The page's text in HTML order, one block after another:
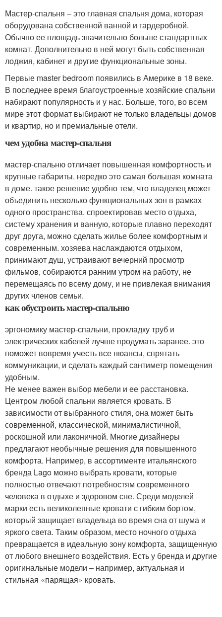
Мастер-спальня – это главная спальня дома, которая
оборудована собственной ванной и гардеробной.
Обычно ее площадь значительно больше стандартных
комнат. Дополнительно в ней могут быть собственная
лоджия, кабинет и другие функциональные зоны.
Первые master bedroom появились в Америке в 18 веке.
В последнее время благоустроенные хозяйские спальни
набирают популярность и у нас. Больше, того, во всем
мире этот формат выбирают не только владельцы домов
и квартир, но и премиальные отели.
чем удобна мастер-спальня
мастер-спальню отличает повышенная комфортность и
крупные габариты. нередко это самая большая комната
в доме. такое решение удобно тем, что владелец может
объединить несколько функциональных зон в рамках
одного пространства. спроектировав место отдыха,
систему хранения и ванную, которые плавно переходят
друг друга, можно сделать жилье более комфортным и
современным. хозяева наслаждаются отдыхом,
принимают душ, устраивают вечерний просмотр
фильмов, собираются ранним утром на работу, не
перемещаясь по всему дому, и не привлекая внимания
других членов семьи.
как обустроить мастер-спальню
эргономику мастер-спальни, прокладку труб и
электрических кабелей лучше продумать заранее. это
поможет вовремя учесть все нюансы, спрятать
коммуникации, и сделать каждый сантиметр помещения
удобным.
Не менее важен выбор мебели и ее расстановка.
Центром любой спальни является кровать. В
зависимости от выбранного стиля, она может быть
современной, классической, минималистичной,
роскошной или лаконичной. Многие дизайнеры
предлагают необычные решения для повышенного
комфорта. Например, в ассортименте итальянского
бренда Lago можно выбрать кровати, которые
полностью отвечают потребностям современного
человека в отдыхе и здоровом сне. Среди моделей
марки есть великолепные кровати с гибким бортом,
который защищает владельца во время сна от шума и
яркого света. Таким образом, место ночного отдыха
превращается в идеальную зону комфорта, защищенную
от любого внешнего воздействия. Есть у бренда и другие
оригинальные модели – например, актуальная и
стильная «парящая» кровать.